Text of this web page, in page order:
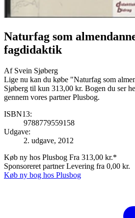
Naturfag som
fagdidaktik
Af Svein Sjøberg
Lige nu kan du købe "Naturfag som
Sjøberg til kun 313,00 kr. Bogen du ser
gennem vores partner Plusbog.
ISBN13:
9788779559158
Udgave:
2. udgave, 2012
Køb ny hos Plusbog Fra 313,00 kr.*
Sponsoreret partnerLevering fra 0,00 kr.
Køb ny bog hos Plusbog